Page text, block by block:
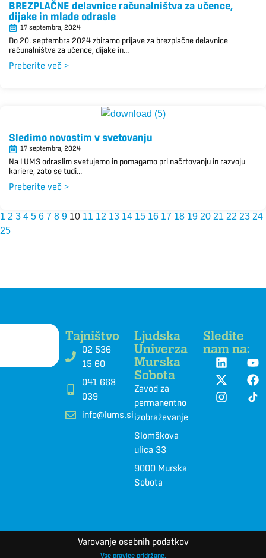
BREZPLAČNE delavnice računalništva za učence,
dijake in mlade odrasle
17 septembra, 2024
Do 20. septembra 2024 zbiramo prijave za brezplačne delavnice
računalništva za učence, dijake in...
Preberite več >
Sledimo novostim v svetovanju
17 septembra, 2024
Na LUMS odraslim svetujemo in pomagamo pri načrtovanju in razvoju
kariere, zato se tudi...
Preberite več >
1 2 3 4 5 6 7 8 9 10 11 12 13 14 15 16 17 18 19 20 21 22 23 24
25
Tajništvo
02 536
15 60
041 668
039
info@lums.si
Ljudska
Univerza
Murska
Sobota
Zavod za
permanentno
izobraževanje
Slomškova
ulica 33
9000 Murska
Sobota
Sledite
nam na:
Varovanje osebnih podatkov
Vse pravice pridržane.